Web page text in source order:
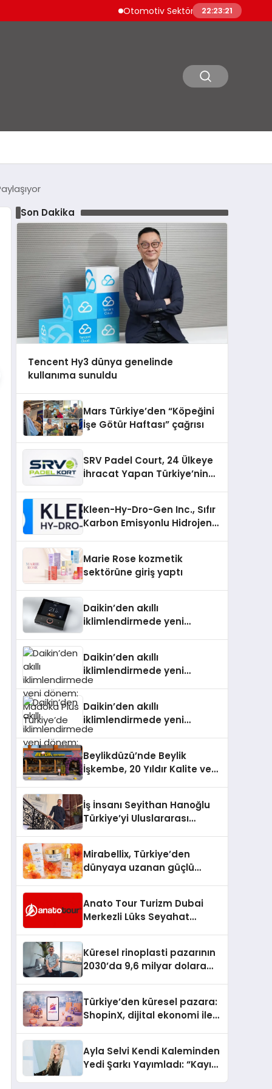
Otomotiv Sektörü Temmuz İhracatında
22:23:22
Son Dakika
Tencent Hy3 dünya genelinde
kullanıma sunuldu
Mars Türkiye’den “Köpeğini
İşe Götür Haftası” çağrısı
SRV Padel Court, 24 Ülkeye
İhracat Yapan Türkiye’nin
Kleen-Hy-Dro-Gen Inc., Sıfır
Karbon Emisyonlu Hidrojen
Aldı
Marie Rose kozmetik
sektörüne giriş yaptı
Daikin’den akıllı
iklimlendirmede yeni
Daikin’den akıllı
iklimlendirmede yeni
dönem: Madoka Plus
Daikin’den akıllı
iklimlendirmede yeni
dönem: Madoka Plus
Beylikdüzü’nde Beylik
İşkembe, 20 Yıldır Kalite ve
İş İnsanı Seyithan Hanoğlu
Türkiye’yi Uluslararası
Mirabellix, Türkiye’den
dünyaya uzanan güçlü
Anato Tour Turizm Dubai
Merkezli Lüks Seyahat
Küresel rinoplasti pazarının
2030’da 9,6 milyar dolara
Türkiye’den küresel pazara:
ShopinX, dijital ekonomi ile
Ayla Selvi Kendi Kaleminden
Yedi Şarkı Yayımladı: “Kayıp